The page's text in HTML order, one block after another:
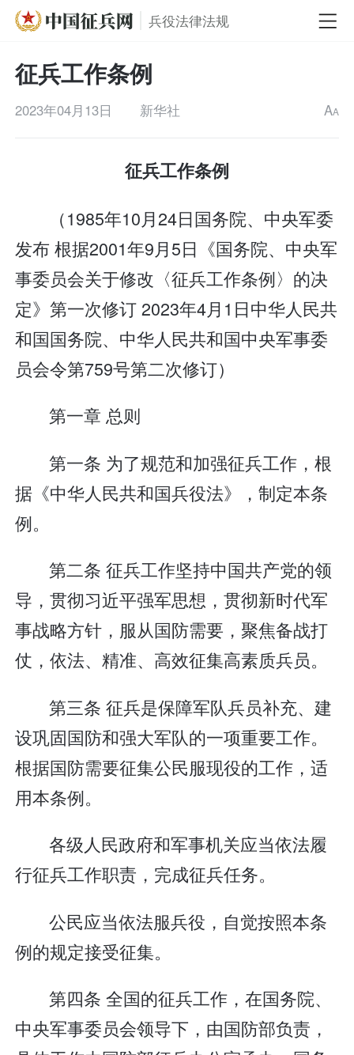
兵役法律法规
征兵工作条例
2023年04月13日 新华社 AA
征兵工作条例
（1985年10月24日国务院、中央军委
发布 根据2001年9月5日《国务院、中央军
事委员会关于修改〈征兵工作条例〉的决
定》第一次修订 2023年4月1日中华人民共
和国国务院、中华人民共和国中央军事委
员会令第759号第二次修订）
第一章 总则
第一条 为了规范和加强征兵工作，根
据《中华人民共和国兵役法》，制定本条
例。
第二条 征兵工作坚持中国共产党的领
导，贯彻习近平强军思想，贯彻新时代军
事战略方针，服从国防需要，聚焦备战打
仗，依法、精准、高效征集高素质兵员。
第三条 征兵是保障军队兵员补充、建
设巩固国防和强大军队的一项重要工作。
根据国防需要征集公民服现役的工作，适
用本条例。
各级人民政府和军事机关应当依法履
行征兵工作职责，完成征兵任务。
公民应当依法服兵役，自觉按照本条
例的规定接受征集。
第四条 全国的征兵工作，在国务院、
中央军事委员会领导下，由国防部负责，